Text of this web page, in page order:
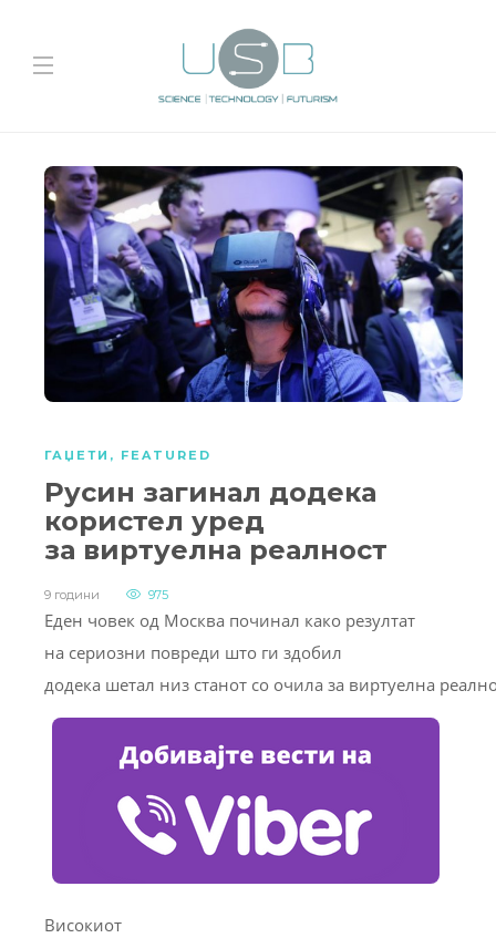
ГАЏЕТИ , FEATURED
Русин загинал додека
користел уред
за виртуелна реалност
9 години 975
Еден човек од Москва починал како резултат
на сериозни повреди што ги здобил
додека шетал низ станот со очила за виртуелна
Високиот